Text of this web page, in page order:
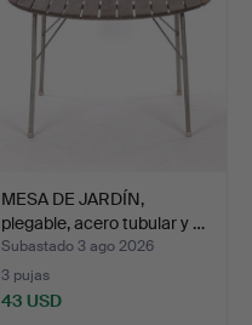
MESA DE JARDÍN,
plegable, acero tubular y …
Subastado 3 ago 2026
3 pujas
43 USD